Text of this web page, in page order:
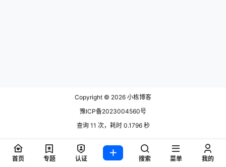
Copyright © 2026 小栋博客
豫ICP备2023004560号
查询 11 次，耗时 0.1796 秒
首页 专题 认证 搜索 菜单 我的